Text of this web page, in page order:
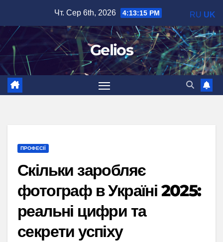
вмісту
Чт. Сер 6th, 2026 4:13:16 PM
Gelios
ПРОФЕСІЇ
Скільки заробляє
фотограф в Україні 2025:
реальні цифри та
секрети успіху
RU UK